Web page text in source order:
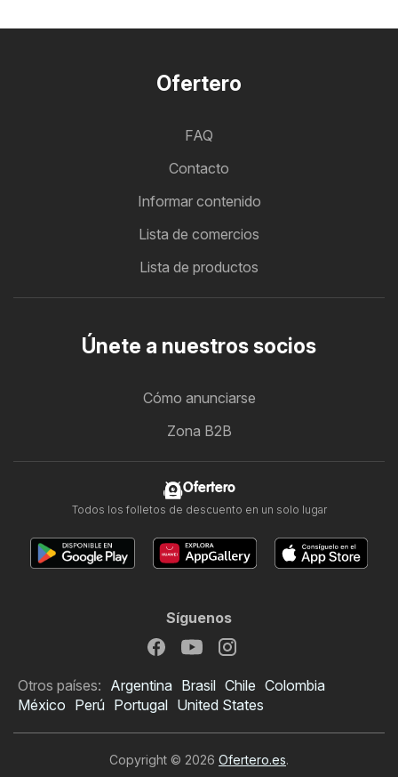
Ofertero
FAQ
Contacto
Informar contenido
Lista de comercios
Lista de productos
Únete a nuestros socios
Cómo anunciarse
Zona B2B
Ofertero
Todos los folletos de descuento en un solo lugar
Síguenos
Otros países: Argentina Brasil Chile Colombia
México Perú Portugal United States
Copyright © 2026 Ofertero.es.